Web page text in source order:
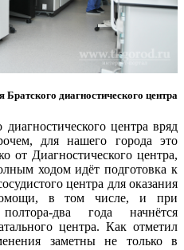
Братского диагностического центра
центра вряд
для нашего города это
от Диагностического центра,
ходом идёт подготовка к
центра для оказания
в том числе, и при
два года начнётся
центра. Как отметил
заметны не только в